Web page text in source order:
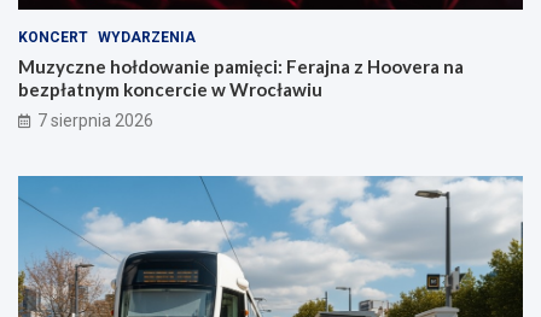
KONCERT WYDARZENIA
Muzyczne hołdowanie pamięci: Ferajna z Hoovera na
bezpłatnym koncercie w Wrocławiu
7 sierpnia 2026